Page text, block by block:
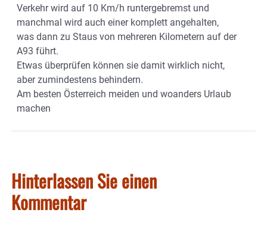
Verkehr wird auf 10 Km/h runtergebremst und
manchmal wird auch einer komplett angehalten,
was dann zu Staus von mehreren Kilometern auf der
A93 führt.
Etwas überprüfen können sie damit wirklich nicht,
aber zumindestens behindern.
Am besten Österreich meiden und woanders Urlaub
machen
Hinterlassen Sie einen
Kommentar